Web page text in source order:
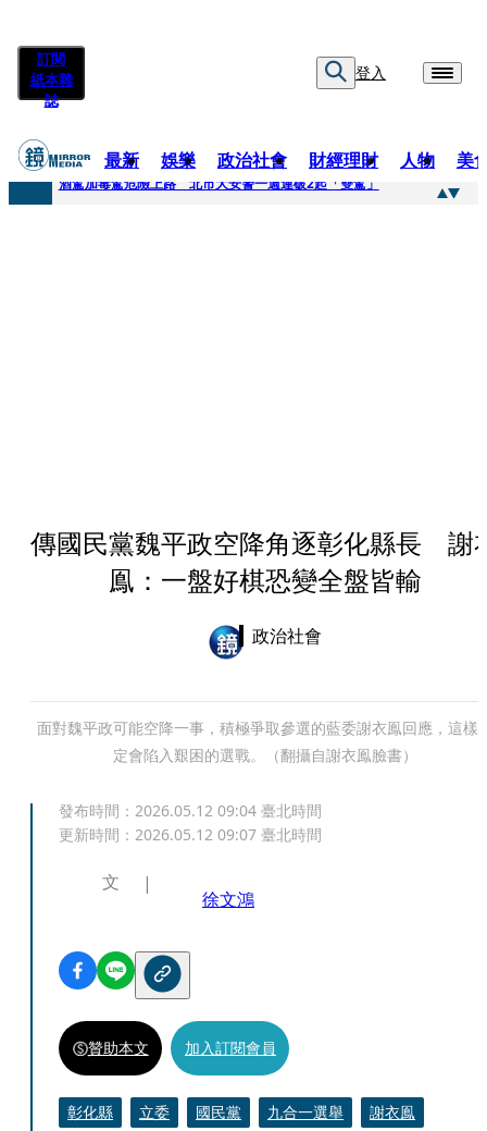
訂閱
紙本雜
誌
登入
最新 娛樂 政治社會 財經理財 人物 美
快訊
酒駕加毒駕危險上路 北市大安警一週連破2起「雙駕」
傳國民黨魏平政空降角逐彰化縣長 謝
鳯：一盤好棋恐變全盤皆輸
政治社會
面對魏平政可能空降一事，積極爭取參選的藍委謝衣鳯回應，這樣
定會陷入艱困的選戰。（翻攝自謝衣鳯臉書）
發布時間： 2026.05.12 09:04 臺北時間
更新時間： 2026.05.12 09:07 臺北時間
文
徐文鴻
贊助本文 加入訂閱會員
彰化縣 立委 國民黨 九合一選舉
謝衣鳯